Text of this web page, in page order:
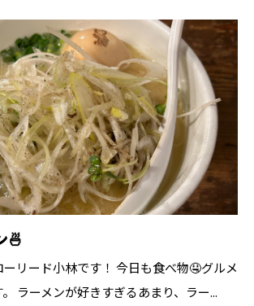
🍜
リード小林です！ 今日も食べ物🤤グルメ
ラーメンが好きすぎるあまり、ラー...